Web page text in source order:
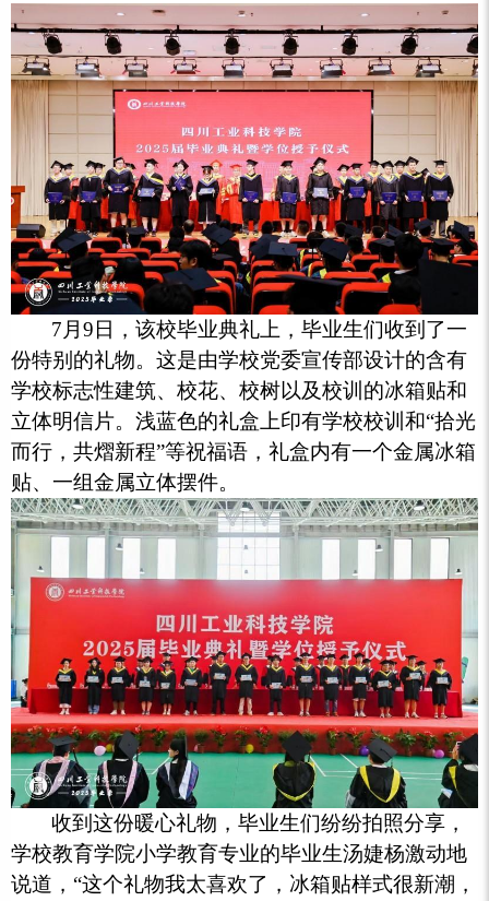
7月9日，该校毕业典礼上，毕业生们收到了一
份特别的礼物。这是由学校党委宣传部设计的含有
学校标志性建筑、校花、校树以及校训的冰箱贴和
立体明信片。浅蓝色的礼盒上印有学校校训和“拾光
而行，共熠新程”等祝福语，礼盒内有一个金属冰箱
贴、一组金属立体摆件。
收到这份暖心礼物，毕业生们纷纷拍照分享，
学校教育学院小学教育专业的毕业生汤婕杨激动地
说道，“这个礼物我太喜欢了，冰箱贴样式很新潮，